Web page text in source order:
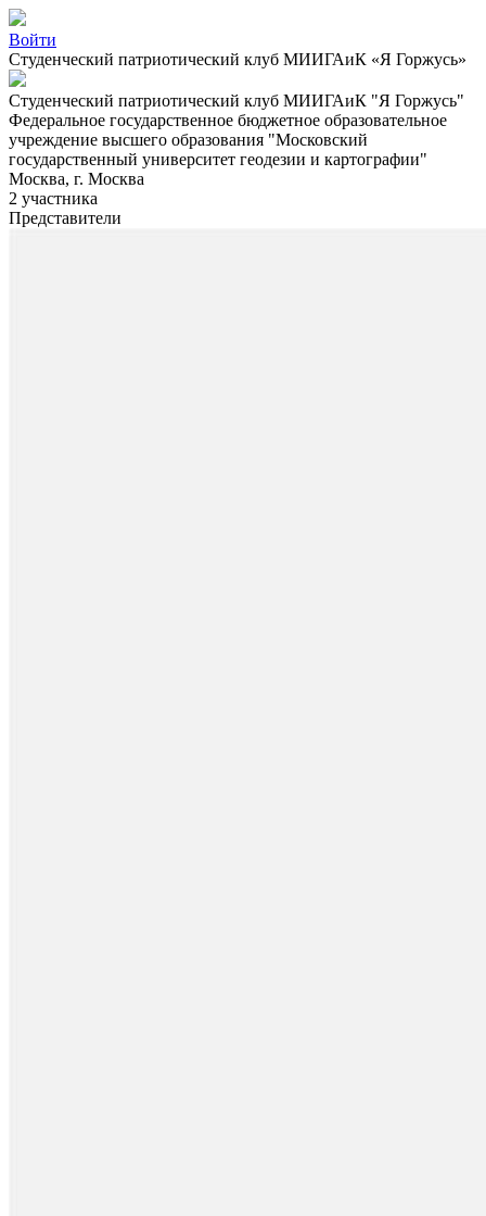
Войти
Студенческий патриотический клуб МИИГАиК «Я Горжусь»
Студенческий патриотический клуб МИИГАиК "Я Горжусь"
Федеральное государственное бюджетное образовательное
учреждение высшего образования "Московский
государственный университет геодезии и картографии"
Москва, г. Москва
2 участника
Представители